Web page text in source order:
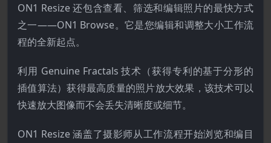
ON1 Resize 还包含查看、筛选和编辑照片的最快方式
之一——ON1 Browse。它是您编辑和调整大小工作流
程的全新起点。
利用 Genuine Fractals 技术（获得专利的基于分形的
插值算法）获得最高质量的照片放大效果，该技术可以
快速放大图像而不会丢失清晰度或细节。
ON1 Resize 涵盖了摄影师从工作流程开始浏览和编目